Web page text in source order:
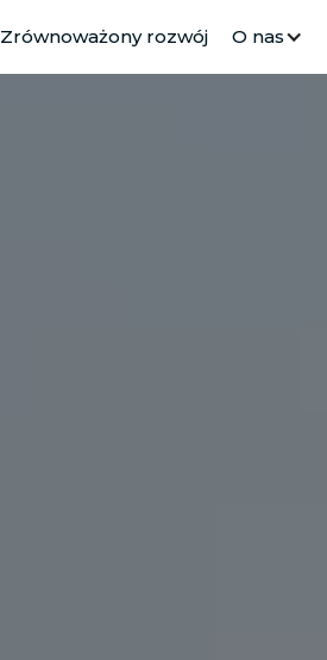
Zrównoważony rozwój O nas